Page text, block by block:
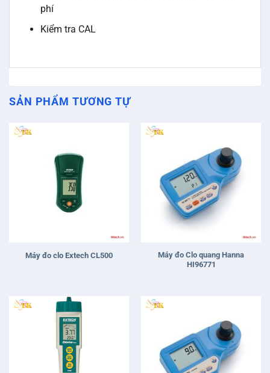
phí
Kiểm tra CAL
SẢN PHẨM TƯƠNG TỰ
Máy đo clo Extech CL500
Máy đo Clo quang Hanna
HI96771